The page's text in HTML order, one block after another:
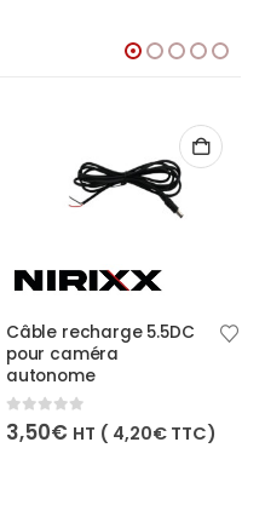
5.5DC
HT (4,20€TTC)
Câble